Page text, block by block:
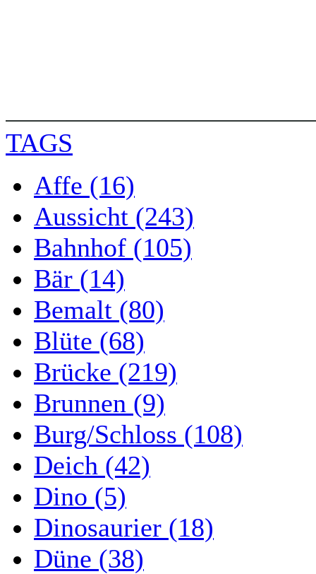
TAGS
Affe (16)
Aussicht (243)
Bahnhof (105)
Bär (14)
Bemalt (80)
Blüte (68)
Brücke (219)
Brunnen (9)
Burg/Schloss (108)
Deich (42)
Dino (5)
Dinosaurier (18)
Düne (38)